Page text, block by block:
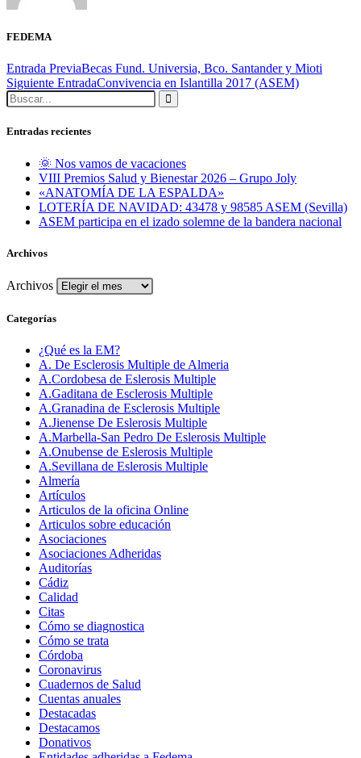
FEDEMA
Entrada PreviaBecas Fund. Universia, Bco. Santander y Mioti
Siguiente EntradaConvivencia en Islantilla 2017 (ASEM)
Entradas recientes
🌞 Nos vamos de vacaciones
VIII Premios Salud y Bienestar 2026 – Grupo Joly
«ANATOMÍA DE LA ESPALDA»
LOTERÍA DE NAVIDAD: 43478 y 98585 ASEM (Sevilla)
ASEM participa en el izado solemne de la bandera nacional
Archivos
Archivos
Categorías
¿Qué es la EM?
A. De Esclerosis Multiple de Almeria
A.Cordobesa de Eslerosis Multiple
A.Gaditana de Esclerosis Multiple
A.Granadina de Esclerosis Multiple
A.Jienense De Eslerosis Multiple
A.Marbella-San Pedro De Eslerosis Multiple
A.Onubense de Eslerosis Multiple
A.Sevillana de Eslerosis Multiple
Almería
Artículos
Articulos de la oficina Online
Articulos sobre educación
Asociaciones
Asociaciones Adheridas
Auditorías
Cádiz
Calidad
Citas
Cómo se diagnostica
Cómo se trata
Córdoba
Coronavirus
Cuadernos de Salud
Cuentas anuales
Destacadas
Destacamos
Donativos